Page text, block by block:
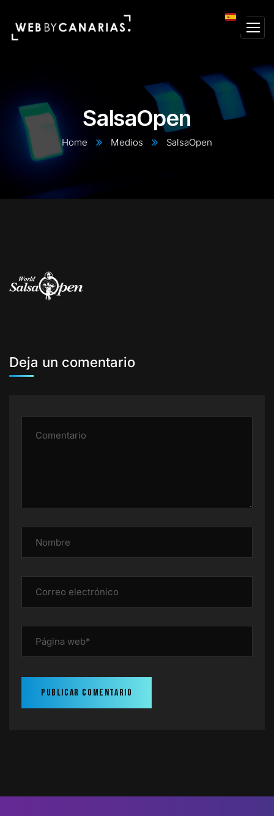
SalsaOpen
Home Medios SalsaOpen
Deja un comentario